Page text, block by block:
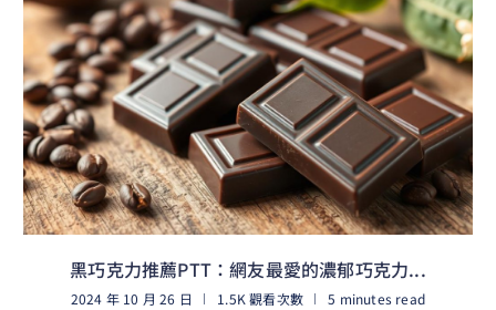
黑巧克力推薦PTT：網友最愛的濃郁巧克力...
2024 年 10 月 26 日 1.5K 觀看次數
5 minutes read